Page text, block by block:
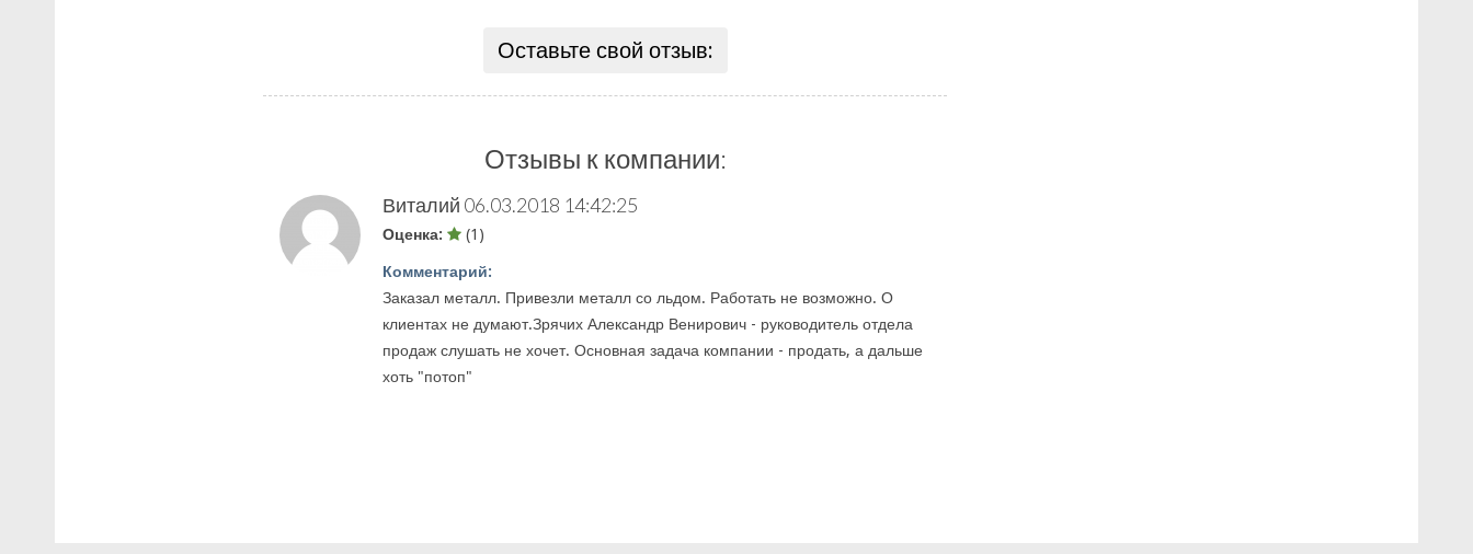
Оставьте свой отзыв:
Отзывы к компании:
Виталий 06.03.2018 14:42:25
Оценка: (1)
Комментарий:
Заказал металл. Привезли металл со льдом. Работать не возможно. О
клиентах не думают.Зрячих Александр Венирович - руководитель отдела
продаж слушать не хочет. Основная задача компании - продать, а дальше
хоть "потоп"